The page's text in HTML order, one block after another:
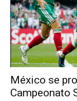
México se
Campeonato